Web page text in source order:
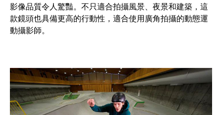
影像品質令人驚豔。不只適合拍攝風景、夜景和建築，這
款鏡頭也具備更高的行動性，適合使用廣角拍攝的動態運
動攝影師。